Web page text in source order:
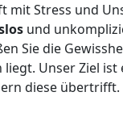
mit Stress und
und
Sie die
Unser Ziel ist
diese übertrifft.